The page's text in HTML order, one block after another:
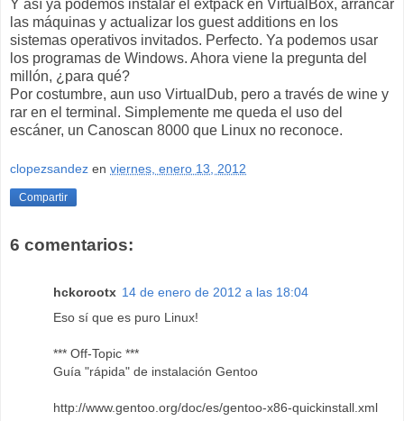
Y así ya podemos instalar el extpack en VirtualBox, arrancar
las máquinas y actualizar los guest additions en los
sistemas operativos invitados. Perfecto. Ya podemos usar
los programas de Windows. Ahora viene la pregunta del
millón, ¿para qué?
Por costumbre, aun uso VirtualDub, pero a través de wine y
rar en el terminal. Simplemente me queda el uso del
escáner, un Canoscan 8000 que Linux no reconoce.
clopezsandez en viernes, enero 13, 2012
Compartir
6 comentarios:
hckorootx 14 de enero de 2012 a las 18:04
Eso sí que es puro Linux!
*** Off-Topic ***
Guía "rápida" de instalación Gentoo
http://www.gentoo.org/doc/es/gentoo-x86-quickinstall.xml